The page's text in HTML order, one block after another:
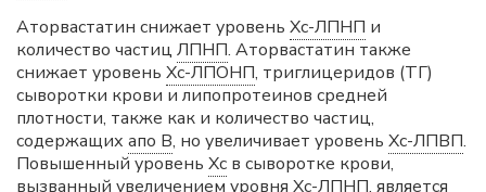
Аторвастатин снижает уровень Хс-ЛПНП и
количество частиц ЛПНП. Аторвастатин также
снижает уровень Хс-ЛПОНП, триглицеридов (ТГ)
сыворотки крови и липопротеинов средней
плотности, также как и количество частиц,
содержащих апо B, но увеличивает уровень Хс-ЛПВП.
Повышенный уровень Хс в сыворотке крови,
вызванный увеличением уровня Хс-ЛПНП, является